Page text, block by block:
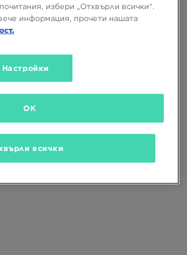
за показване
за търсене
избраните филтри
избери „Отхвърли всички“.
информация, прочети нашата
Настройки
всички
OK